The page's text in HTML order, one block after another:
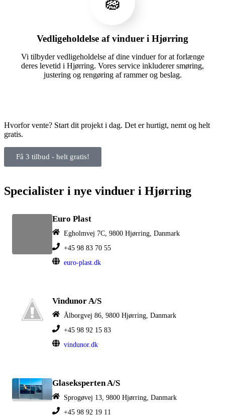
Vedligeholdelse af vinduer i Hjørring
Vi tilbyder vedligeholdelse af dine vinduer for at forlænge
deres levetid i Hjørring. Vores service inkluderer smøring,
justering og rengøring af rammer og beslag.
Hvorfor vente? Start dit projekt i dag. Det er hurtigt, nemt og helt
gratis.
Få 3 tilbud - helt gratis!
Specialister i nye vinduer i Hjørring
Euro Plast
Egholmvej 7C, 9800 Hjørring, Danmark
+45 98 83 70 55
euro-plast.dk
Vindunor A/S
Ålborgvej 86, 9800 Hjørring, Danmark
+45 98 92 15 83
vindunor.dk
Glaseksperten A/S
Sprogøvej 13, 9800 Hjørring, Danmark
+45 98 92 19 11